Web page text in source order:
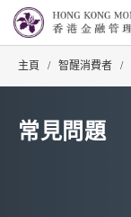
主頁 / 智醒消費者 /
常見問題